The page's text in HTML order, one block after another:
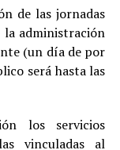
de las jornadas
la administración
(un día de por
será hasta las
los servicios
vinculadas al